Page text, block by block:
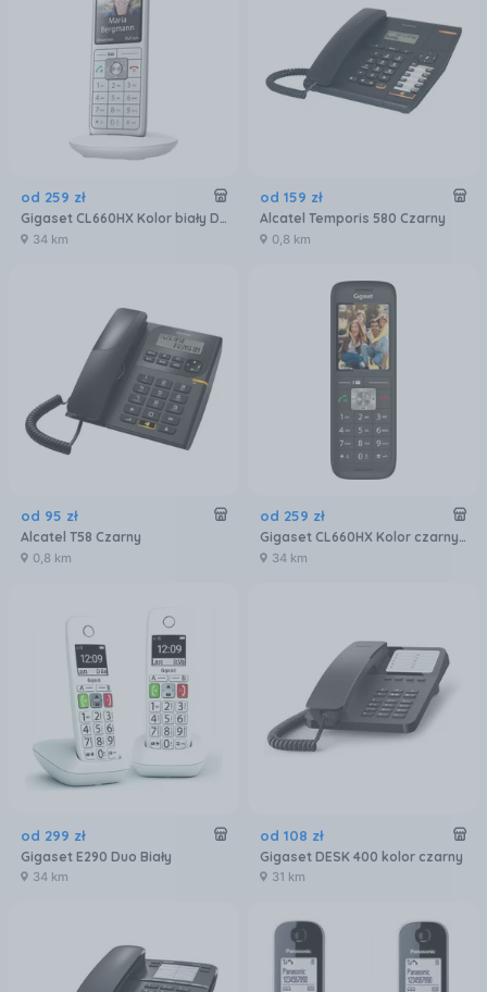
od 259 zł
Gigaset CL660HX Kolor biały Dodatkowa słuchawka z ładowarką
34 km
od 159 zł
Alcatel Temporis 580 Czarny
0,8 km
od 95 zł
Alcatel T58 Czarny
0,8 km
od 259 zł
Gigaset CL660HX Kolor czarny Dodatkowa słuchawka z ładowarką
34 km
od 299 zł
Gigaset E290 Duo Biały
34 km
od 108 zł
Gigaset DESK 400 kolor czarny
31 km